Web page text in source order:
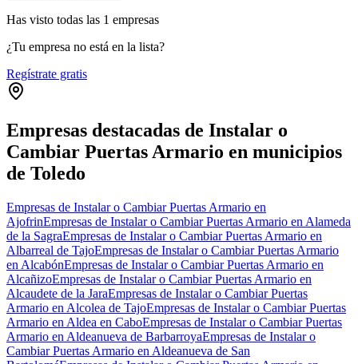
Has visto todas las 1 empresas
¿Tu empresa no está en la lista?
Regístrate gratis
Empresas destacadas de Instalar o
Cambiar Puertas Armario en municipios
de Toledo
Empresas de Instalar o Cambiar Puertas Armario en
AjofrinEmpresas de Instalar o Cambiar Puertas Armario en Alameda
de la SagraEmpresas de Instalar o Cambiar Puertas Armario en
Albarreal de TajoEmpresas de Instalar o Cambiar Puertas Armario
en AlcabónEmpresas de Instalar o Cambiar Puertas Armario en
AlcañizoEmpresas de Instalar o Cambiar Puertas Armario en
Alcaudete de la JaraEmpresas de Instalar o Cambiar Puertas
Armario en Alcolea de TajoEmpresas de Instalar o Cambiar Puertas
Armario en Aldea en CaboEmpresas de Instalar o Cambiar Puertas
Armario en Aldeanueva de BarbarroyaEmpresas de Instalar o
Cambiar Puertas Armario en Aldeanueva de San